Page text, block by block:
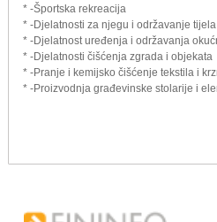
* -Športska rekreacija
* -Djelatnosti za njegu i održavanje tijela
* -Djelatnost uređenja i održavanja
* -Djelatnosti čišćenja zgrada i objekata
* -Pranje i kemijsko čišćenje tekstila i
* -Proizvodnja građevinske stolarije i